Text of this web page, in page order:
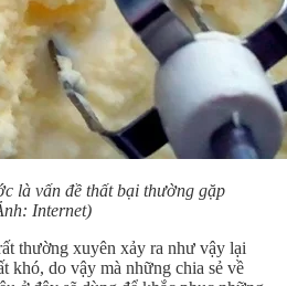
là vấn đề thất bại thường gặp
Internet)
thường xuyên xảy ra như vậy lại
khó, do vậy mà những chia sẻ về